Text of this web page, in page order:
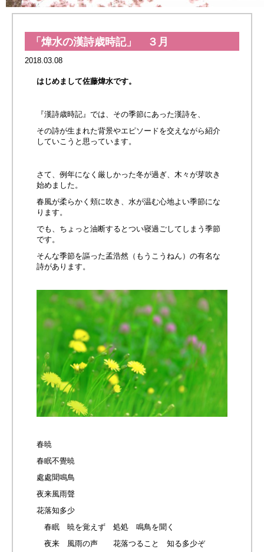
「煒水の漢詩歳時記」 ３月
2018.03.08
はじめまして佐藤煒水です。
『漢詩歳時記』では、その季節にあった漢詩を、
その詩が生まれた背景やエピソードを交えながら紹介
していこうと思っています。
さて、例年になく厳しかった冬が過ぎ、木々が芽吹き
始めました。
春風が柔らかく頬に吹き、水が温む心地よい季節にな
ります。
でも、ちょっと油断するとつい寝過ごしてしまう季節
です。
そんな季節を謳った孟浩然（もうこうねん）の有名な
詩があります。
春暁
春眠不覺暁
處處聞鳴鳥
夜来風雨聲
花落知多少
春眠 暁を覚えず 処処 鳴鳥を聞く
夜来 風雨の声 花落つること 知る多少ぞ